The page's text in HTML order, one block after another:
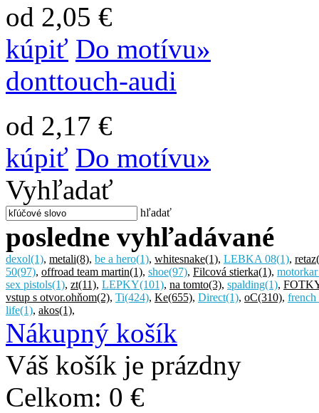
od 2,05 €
kúpiť Do motívu»
donttouch-audi
od 2,17 €
kúpiť Do motívu»
Vyhľadať
hľadať
posledne vyhľadávané
dexol(1), metali(8), be a hero(1), whitesnake(1), LEBKA 08(1), retaz
50(97), offroad team martin(1), shoe(97), Filcová stierka(1),
sex pistols(1), zt(11), LEPKY(101), na tomto(3), spalding(1),
vstup s otvor.ohňom(2), Ti(424), Ke(655), Direct(1), oC(310),
life(1), akos(1),
Nákupný košík
Váš košík je prázdny
Celkom: 0 €